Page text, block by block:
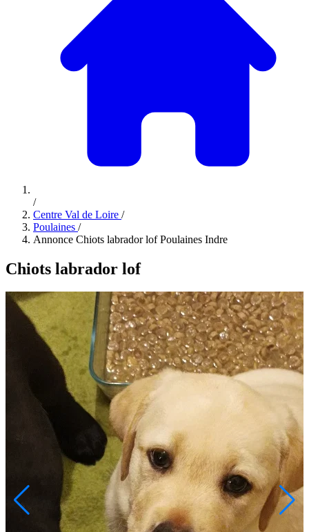
/
Centre Val de Loire /
Poulaines /
Annonce Chiots labrador lof Poulaines Indre
Chiots labrador lof